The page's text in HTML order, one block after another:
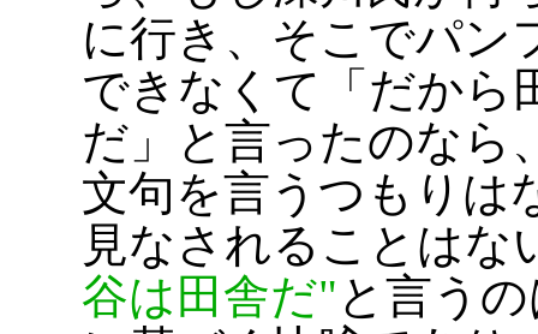
に行き、そこでパン
できなくて「だから
だ」と言ったのなら
文句を言うつもりは
見なされることはな
谷は田舎だ と言う